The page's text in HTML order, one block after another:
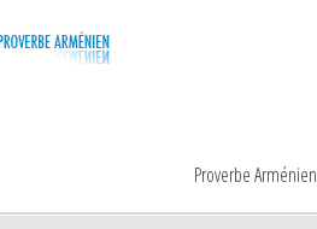
Proverbe Arménien